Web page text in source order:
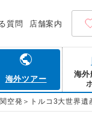
質問 店舗案内
海外ツアー
海外
空発＞トルコ3大世界